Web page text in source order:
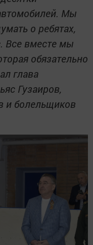
Мы
о ребятах,
Все вместе мы
обязательно
глава
Гузаиров,
и болельщиков